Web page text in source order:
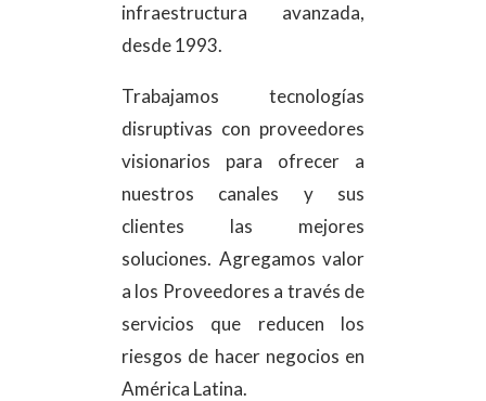
infraestructura avanzada,
desde 1993.
Trabajamos tecnologías
disruptivas con proveedores
visionarios para ofrecer a
nuestros canales y sus
clientes las mejores
soluciones. Agregamos valor
a los Proveedores a través de
servicios que reducen los
riesgos de hacer negocios en
América Latina.